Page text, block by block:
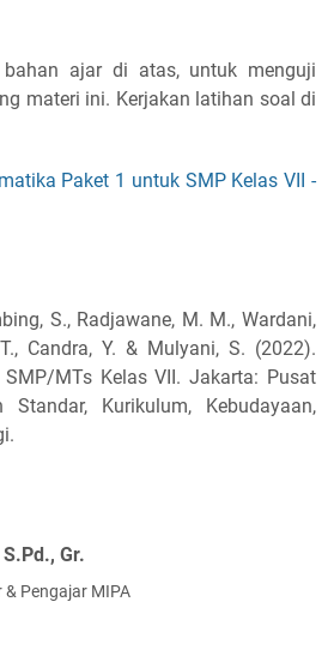
bahan ajar di atas, untuk menguji
materi ini. Kerjakan latihan soal di
Paket 1 untuk SMP Kelas VII -
S., Radjawane, M. M., Wardani,
Candra, Y. & Mulyani, S. (2022).
MTs Kelas VII. Jakarta: Pusat
Standar, Kurikulum, Kebudayaan,
Gr.
& Pengajar MIPA